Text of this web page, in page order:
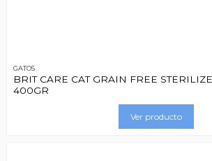
GATOS
BRIT CARE CAT GRAIN FREE
400GR
Ver producto